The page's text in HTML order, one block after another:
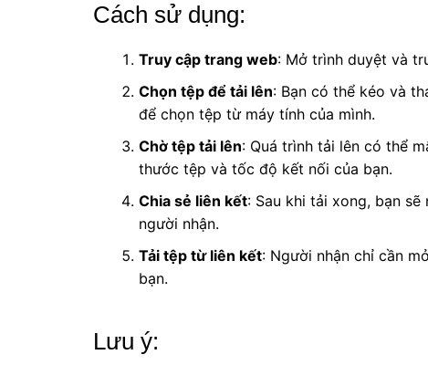
Cách sử dụng:
Truy cập trang web: Mở trình duyệt và
Chọn tệp để tải lên: Bạn có thể kéo và
để chọn tệp từ máy tính của mình.
Chờ tệp tải lên: Quá trình tải lên có thể
thước tệp và tốc độ kết nối của bạn.
Chia sẻ liên kết: Sau khi tải xong, bạn
người nhận.
Tải tệp từ liên kết: Người nhận chỉ cần
bạn.
Lưu ý: